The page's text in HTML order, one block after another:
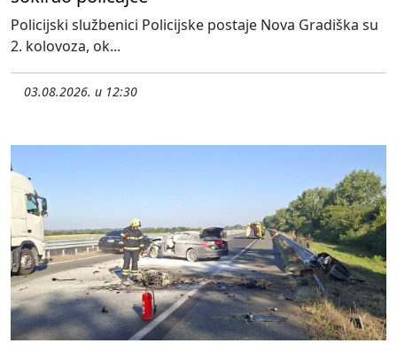
Policijski službenici Policijske postaje Nova Gradiška su
2. kolovoza, ok...
03.08.2026. u 12:30